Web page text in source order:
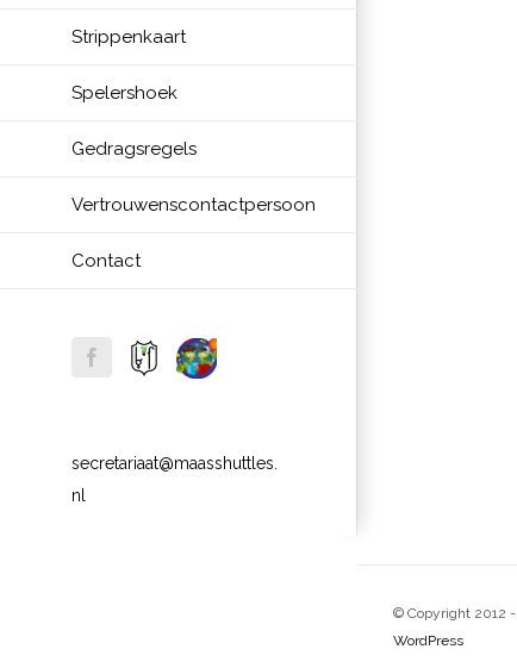
Strippenkaart
Spelershoek
Gedragsregels
Vertrouwenscontactpersoon
Contact
facebook
Website
Bossche
Badminton
Website
Sjors
Sportief
secretariaat@maasshuttles.
nl
© Copyright 2012 -
WordPress